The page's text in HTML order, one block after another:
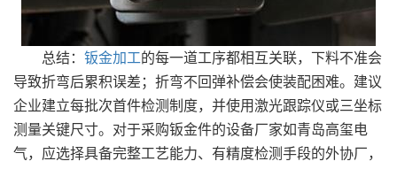
总结： 钣金加工的每一道工序都相互关联，下料不准会
导致折弯后累积误差；折弯不回弹补偿会使装配困难。建议
企业建立每批次首件检测制度，并使用激光跟踪仪或三坐标
测量关键尺寸。对于采购钣金件的设备厂家如青岛高玺电
气，应选择具备完整工艺能力、有精度检测手段的外协厂，